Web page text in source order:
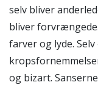
selv bliver
bliver
farver og lyde.
og bizart.